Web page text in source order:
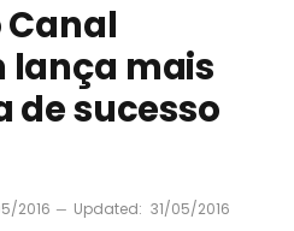
lança mais
de sucesso
2016 Updated: 31/05/2016